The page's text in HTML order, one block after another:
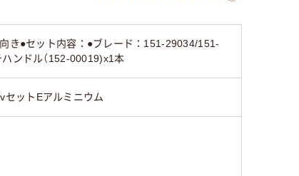
き●セット内容：●ブレード：151-29034/151-
ンドル（152-00019)x1本
セットEアルミニウム